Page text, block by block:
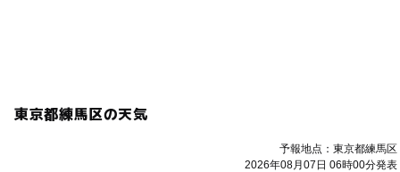
東京都練馬区の天気
予報地点：東京都練馬区
2026年08月07日 06時00分発表